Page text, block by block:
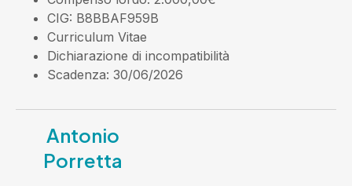
CIG: B8BBAF959B
Curriculum Vitae
Dichiarazione di incompatibilità
Scadenza: 30/06/2026
Antonio
Porretta